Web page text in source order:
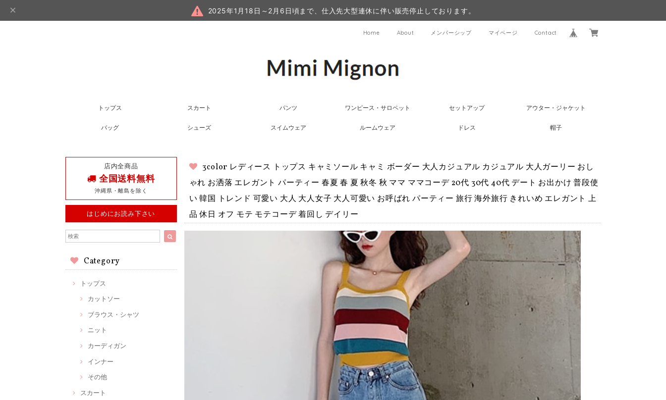
2025年1月18日～2月6日頃まで、仕入先大型連休に伴い販売停止しております。
Home About メンバーシップ マイページ Contact
トップス スカート パンツ ワンピース・サロペット セットアップ アウター・ジャケット
バッグ シューズ スイムウェア ルームウェア ドレス 帽子
店内全商品
全国送料無料
沖縄県・離島を除く
はじめにお読み下さい
Category
トップス
カットソー
ブラウス・シャツ
ニット
カーディガン
インナー
その他
スカート
3color レディース トップス キャミソール キャミ ボーダー 大人カジュアル カジュアル 大人ガーリー おし
ゃれ お洒落 エレガント パーティー 春夏 春 夏 秋冬 秋 ママ ママコーデ 20代 30代 40代 デート お出かけ 普段使
い 韓国 トレンド 可愛い 大人 大人女子 大人可愛い お呼ばれ パーティー 旅行 海外旅行 きれいめ エレガント 上
品 休日 オフ モテ モテコーデ 着回し デイリー